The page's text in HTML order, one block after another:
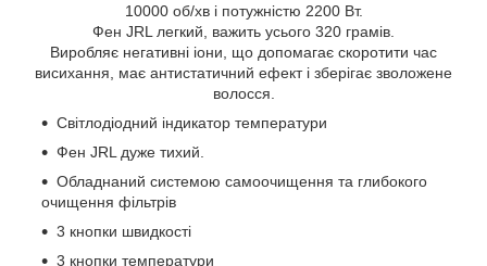
10000 об/хв і потужністю 2200 Вт.
Фен JRL легкий, важить усього 320 грамів.
Виробляє негативні іони, що допомагає скоротити час
висихання, має антистатичний ефект і зберігає зволожене
волосся.
Світлодіодний індикатор температури
Фен JRL дуже тихий.
Обладнаний системою самоочищення та глибокого
очищення фільтрів
3 кнопки швидкості
3 кнопки температури